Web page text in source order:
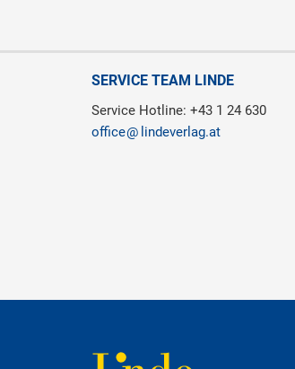
SERVICE TEAM LINDE
Service Hotline: +43 1 24 630
office
lindeverlag.at